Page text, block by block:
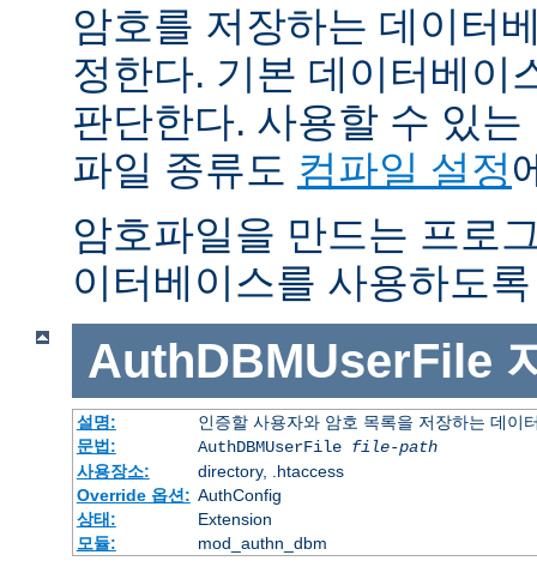
암호를 저장하는 데이터
정한다. 기본 데이터베이
판단한다. 사용할 수 있
파일 종류도 컴파일 설정
암호파일을 만드는 프로
이터베이스를 사용하도
AuthDBMUserFile
설명:
인증할 사용자와 암호 목록을 저장하는 데이
문법:
AuthDBMUserFile file-path
사용장소:
directory, .htaccess
Override 옵션: AuthConfig
상태:
Extension
모듈:
mod_authn_dbm